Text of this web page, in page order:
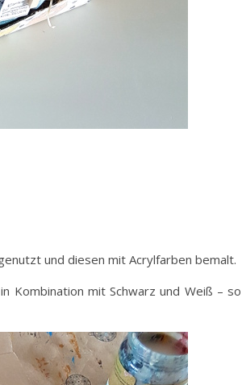
und diesen mit Acrylfarben bemalt.
Kombination mit Schwarz und Weiß – so